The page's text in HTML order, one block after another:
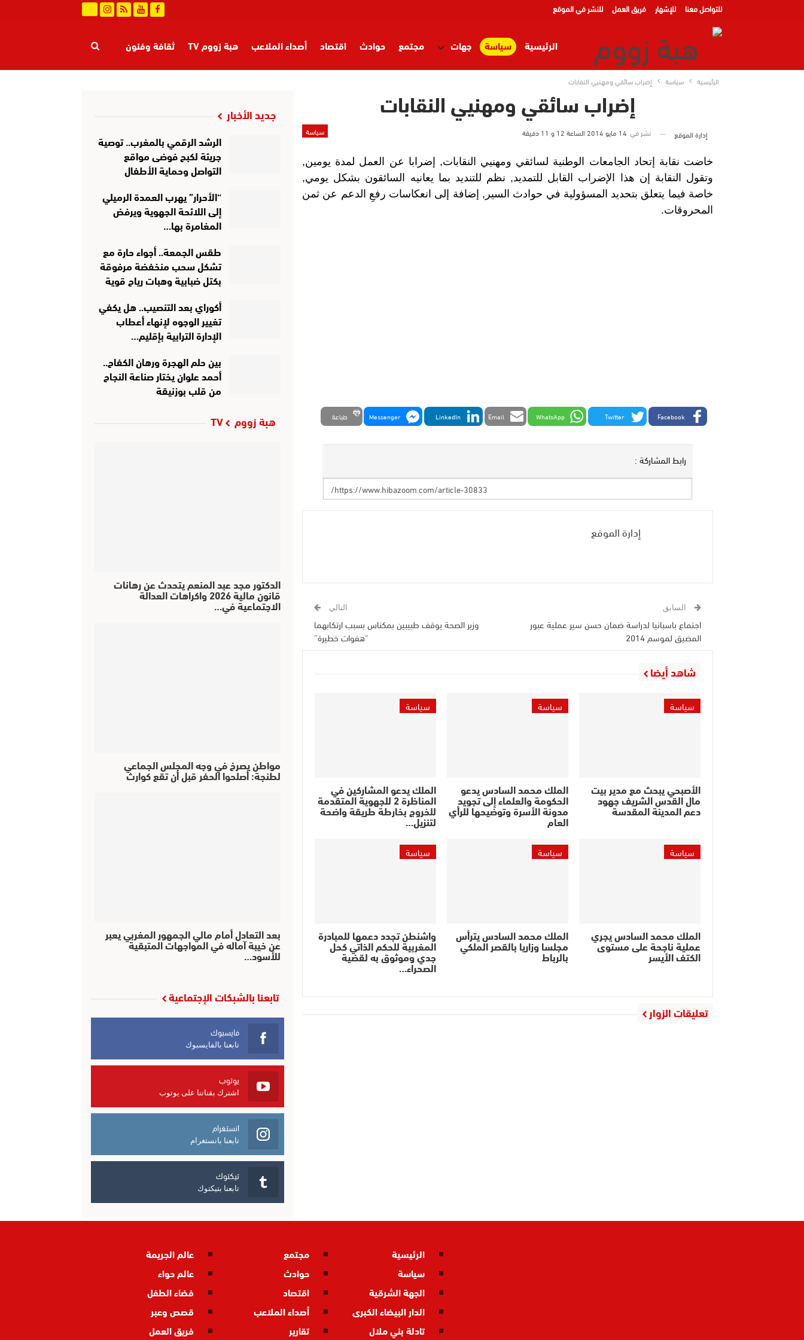
للتواصل معنا للإشهار فريق العمل للنشر في الموقع
الرئيسية سياسة جهات مجتمع حوادث اقتصاد أصداء الملاعب هبة زووم TV ثقافة وفنون
دوليات تدبر دقيقة تقارير
عالم حواء منوعات
الرئيسية سياسة إضراب سائقي ومهنيي النقابات
إضراب سائقي ومهنيي النقابات
سياسة إدارة الموقع نشر في 14 مايو 2014 الساعة 12 و 11 دقيقة
خاضت نقابة إتحاد الجامعات الوطنية لسائقي ومهنيي النقابات, إضرابا عن العمل لمدة يومين,
وتقول النقابة إن هذا الإضراب القابل للتمديد, نظم للتنديد بما يعانيه السائقون بشكل يومي,
خاصة فيما يتعلق بتحديد المسؤولية في حوادث السير, إضافة إلى انعكاسات رفعِ الدعم عن ثمن
المحروقات.
Facebook
Twitter
WhatsApp
Email
LinkedIn
Messenger طباعة
رابط المشاركة :
إدارة الموقع
السابق
اجتماع باسبانيا لدراسة ضمان حسن سير عملية عبور
المضيق لموسم 2014
التالي
وزير الصحة يوقف طبيبين بمكناس بسبب ارتكابهما
“هفوات خطيرة”
شاهد أيضا
سياسة
الأصبحي يبحث مع مدير بيت
مال القدس الشريف جهود
دعم المدينة المقدسة
سياسة
الملك محمد السادس يدعو
الحكومة والعلماء إلى تجويد
مدونة الأسرة وتوضيحها للرأي
العام
سياسة
الملك يدعو المشاركين في
المناظرة 2 للجهوية المتقدمة
للخروج بخارطة طريقة واضحة
لتنزيل…
سياسة
الملك محمد السادس يجري
عملية ناجحة على مستوى
الكتف الأيسر
سياسة
الملك محمد السادس يترأس
مجلسا وزاريا بالقصر الملكي
بالرباط
سياسة
واشنطن تجدد دعمها للمبادرة
المغربية للحكم الذاتي كحل
جدي وموثوق به لقضية
الصحراء…
تعليقات الزوار
جديد الأخبار
الرشد الرقمي بالمغرب.. توصية
جريئة لكبح فوضى مواقع
التواصل وحماية الأطفال
“الأحرار” يهرب العمدة الرميلي
إلى اللائحة الجهوية ويرفض
المغامرة بها…
طقس الجمعة.. أجواء حارة مع
تشكل سحب منخفضة مرفوقة
بكتل ضبابية وهبات رياح قوية
أكوراي بعد التنصيب.. هل يكفي
تغيير الوجوه لإنهاء أعطاب
الإدارة الترابية بإقليم…
بين حلم الهجرة ورهان الكفاح..
أحمد علوان يختار صناعة النجاح
من قلب بوزنيقة
هبة زووم TV
الدكتور مجد عبد المنعم يتحدث عن رهانات
قانون مالية 2026 واكراهات العدالة
الاجتماعية في…
مواطن يصرخ في وجه المجلس الجماعي
لطنجة: أصلحوا الحفر قبل أن تقع كوارث
بعد التعادل أمام مالي الجمهور المغربي يعبر
عن خيبة آماله في المواجهات المتبقية
للأسود…
تابعنا بالشبكات الإجتماعية
فايسبوك
تابعنا بالفايسبوك
يوتوب
اشترك بقناتنا على يوتوب
انستغرام
تابعنا بانستغرام
تيكتوك
تابعنا بتيكتوك
الرئيسية
سياسة
الجهة الشرقية
الدار البيضاء الكبرى
تادلة بني ملال
مجتمع
حوادث
اقتصاد
أصداء الملاعب
تقارير
عالم الجريمة
عالم حواء
فضاء الطفل
قصص وعبر
فريق العمل